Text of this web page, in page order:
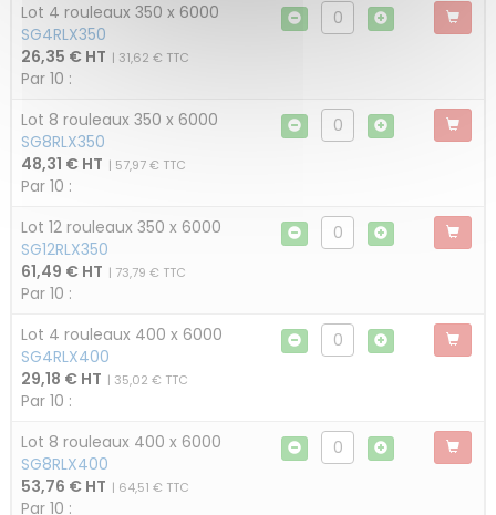
Lot 4 rouleaux 350 x 6000
SG4RLX350
26,35 € HT | 31,62 € TTC
Par 10 :
Lot 8 rouleaux 350 x 6000
SG8RLX350
48,31 € HT | 57,97 € TTC
Par 10 :
Lot 12 rouleaux 350 x 6000
SG12RLX350
61,49 € HT | 73,79 € TTC
Par 10 :
Lot 4 rouleaux 400 x 6000
SG4RLX400
29,18 € HT | 35,02 € TTC
Par 10 :
Lot 8 rouleaux 400 x 6000
SG8RLX400
53,76 € HT | 64,51 € TTC
Par 10 :